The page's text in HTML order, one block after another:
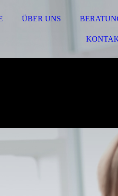
ÜBER UNS